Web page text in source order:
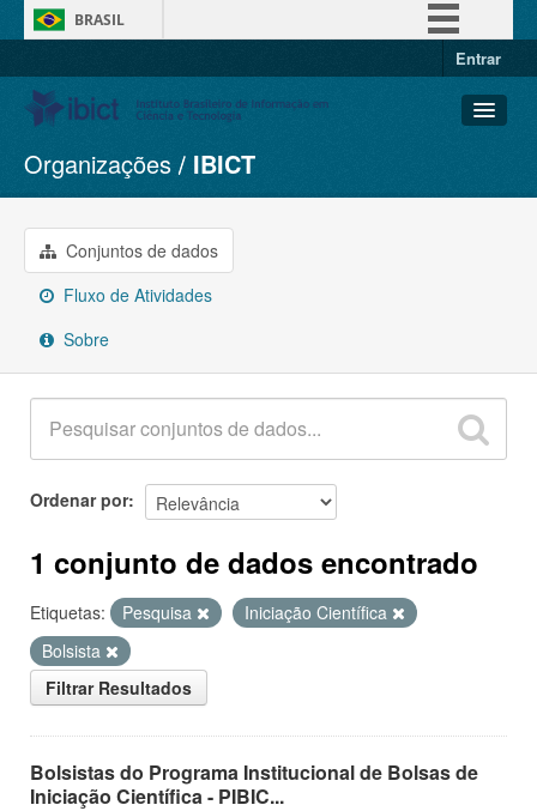
BRASIL
Entrar
Conjuntos de dados
Organizações
Grupos
Sobre
Organizações IBICT
Conjuntos de dados
Fluxo de Atividades
Sobre
Ordenar por
1 conjunto de dados encontrado
Etiquetas: Pesquisa
Iniciação Científica
Bolsista
Filtrar Resultados
Bolsistas do Programa Institucional de Bolsas de
Iniciação Científica - PIBIC...